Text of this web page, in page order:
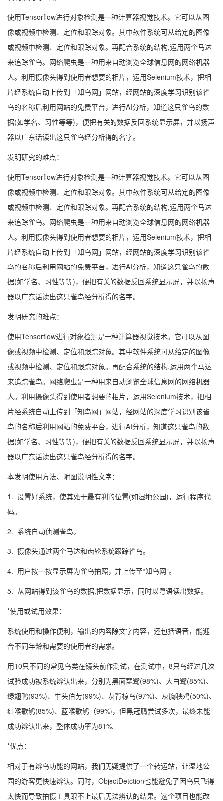
使用Tensorflow进行对象检测是一种计算器视觉技术。它可以从图
像或视频中检测、定位和跟踪对象。其中软件系统可从给定的图像
或视频中检测、定位和跟踪对象。再配合系统的结构,运用两个马达
来追踪雀鸟。网络爬虫是一种用来自动浏览全球信息网的网络机器
人。利用摄像头得到使用者想要的相片，运用Selenium技术，把相
片经系统自动上传到「知鸟网」网站，经网站的深度学习识别该雀
鸟的名称后利用网站的免费平台，进行AI分析，知道这只雀鸟的数
据(如学名、习性等等)，便把有关的数据反回系统显示屏，并以扬声
器以广东话读出这只雀鸟经分析得的名字。
发明研究的难点：
使用Tensorflow进行对象检测是一种计算器视觉技术。它可以从图
像或视频中检测、定位和跟踪对象。其中软件系统可从给定的图像
或视频中检测、定位和跟踪对象。再配合系统的结构,运用两个马达
来追踪雀鸟。网络爬虫是一种用来自动浏览全球信息网的网络机器
人。利用摄像头得到使用者想要的相片，运用Selenium技术，把相
片经系统自动上传到「知鸟网」网站，经网站的深度学习识别该雀
鸟的名称后利用网站的免费平台，进行AI分析，知道这只雀鸟的数
据(如学名、习性等等)，便把有关的数据反回系统显示屏，并以扬声
器以广东话读出这只雀鸟经分析得的名字。
发明研究的难点：
使用Tensorflow进行对象检测是一种计算器视觉技术。它可以从图
像或视频中检测、定位和跟踪对象。其中软件系统可从给定的图像
或视频中检测、定位和跟踪对象。再配合系统的结构,运用两个马达
来追踪雀鸟。网络爬虫是一种用来自动浏览全球信息网的网络机器
人。利用摄像头得到使用者想要的相片，运用Selenium技术，把相
片经系统自动上传到「知鸟网」网站，经网站的深度学习识别该雀
鸟的名称后利用网站的免费平台，进行AI分析，知道这只雀鸟的数
据(如学名、习性等等)，便把有关的数据反回系统显示屏，并以扬声
器以广东话读出这只雀鸟经分析得的名字。
本发明使用方法、附图说明性文字：
1. 设置好系统，使其处于最有利的位置(如湿地公园)，运行程序代
码。
2. 系统自动侦测雀鸟。
3. 摄像头通过两个马达和齿轮系统跟踪雀鸟。
4. 用户按一按显示屏为雀鸟拍照，并上传至“知鸟网”。
5. 从网站得到该雀鸟的数据,把数据显示，同时以粤语读出数据。
*使用或试用效果：
系统使用和操作便利，输出的内容除文字内容，还包括语音，能迎
合不同年龄和需要的使用者的需求。
用10只不同的常见鸟类在镜头前作测试，在测试中，8只鸟经过几次
试验成功被系统辨认出来，分别为黑面琵鹭(98%)、大白鹭(85%)、
绿翅鸭(93%)、牛头伯劳(99%)、灰背椋鸟(97%)、灰胸秧鸡(50%)、
红喉歌鸲(85%)、蓝喉歌鸲（99%)，但黑冠鳽尝试多次，最终未能
成功辨认出来，整体成功率为81%.
*优点：
相对于有辨鸟功能的网站，我们无疑提供了一个转运站，让湿地公
园的游客更快速辨认。同时，ObjectDetction也能避免了因鸟只飞得
太快而导致拍摄工具跟不上最后无法辨认的结果。这个项目也能改